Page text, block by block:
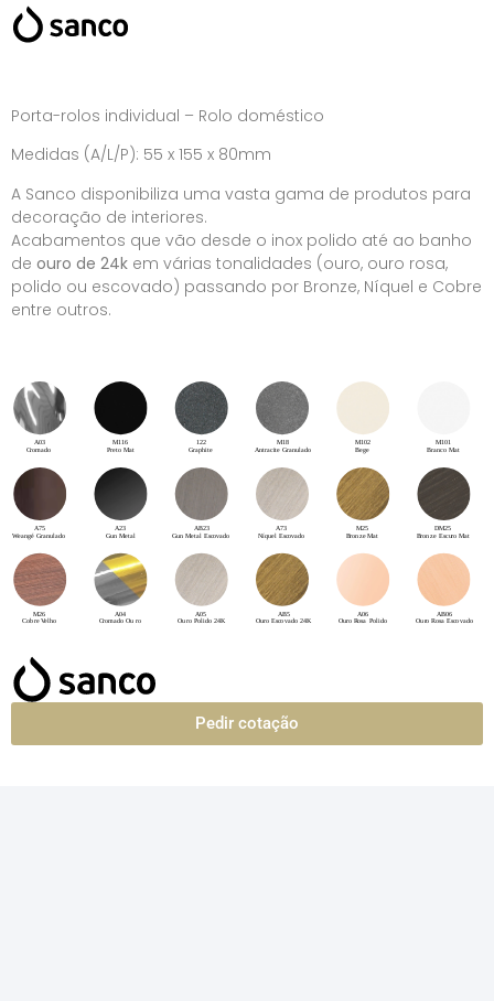
Porta-rolos individual – Rolo doméstico
Medidas (A/L/P): 55 x 155 x 80mm
A Sanco disponibiliza uma vasta gama de produtos para
decoração de interiores.
Acabamentos que vão desde o inox polido até ao banho
de ouro de 24k em várias tonalidades (ouro, ouro rosa,
polido ou escovado) passando por Bronze, Níquel e Cobre
entre outros.
Pedir cotação